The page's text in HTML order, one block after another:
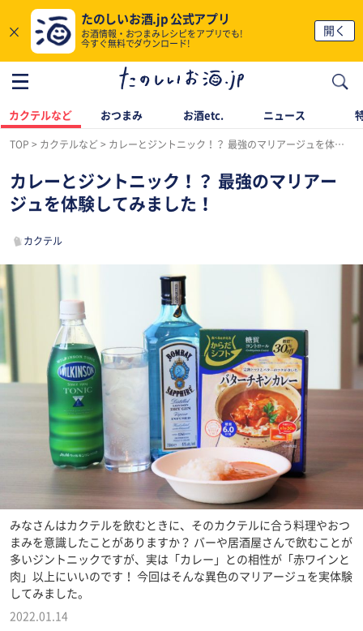
×
たのしいお酒.jp 公式アプリ
お酒情報・おつまみレシピをアプリでも!
今すぐ無料でダウンロード!
開く
カクテルなど おつまみ お酒etc. ニュース
TOP カクテルなど カレーとジントニック！？ 最強のマリアージュを体験してみました！
カレーとジントニック！？ 最強のマリアー
ジュを体験してみました！
カクテル
みなさんはカクテルを飲むときに、そのカクテルに合う料理やおつ
まみを意識したことがありますか？ バーや居酒屋さんで飲むことが
多いジントニックですが、実は「カレー」との相性が「赤ワインと
肉」以上にいいのです！ 今回はそんな異色のマリアージュを実体験
してみました。
2022.01.14